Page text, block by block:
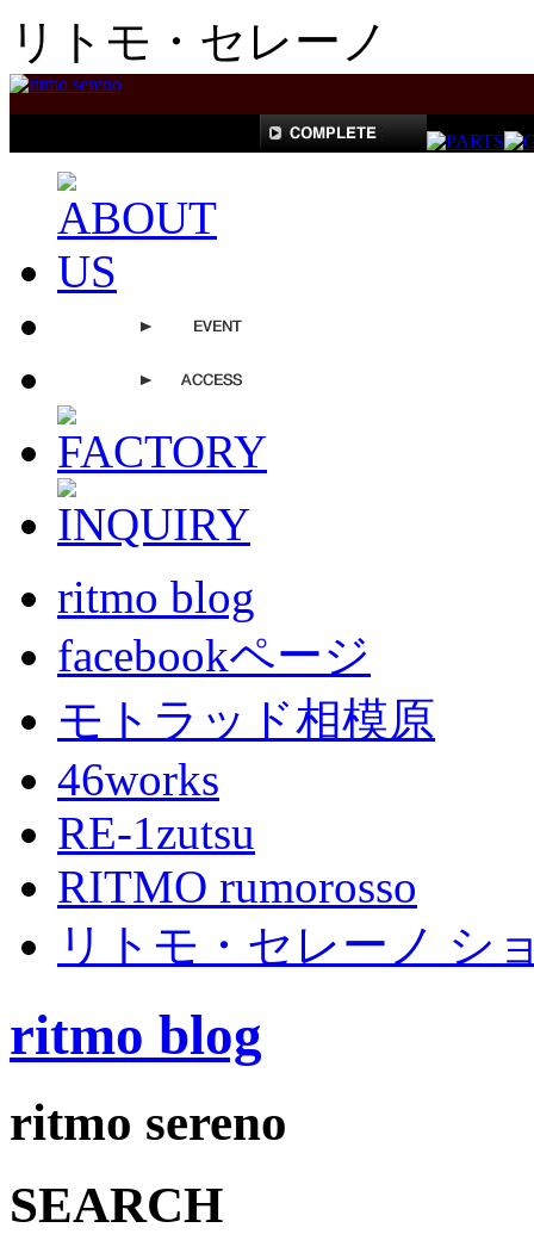
リトモ・セレーノ
ritmo blog
facebookページ
モトラッド相模原
46works
RE-1zutsu
RITMO rumorosso
リトモ・セレーノ シ
ritmo blog
ritmo sereno
SEARCH